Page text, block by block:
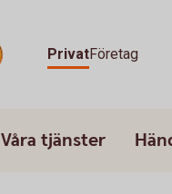
PrivatFöretag
Våra tjänster